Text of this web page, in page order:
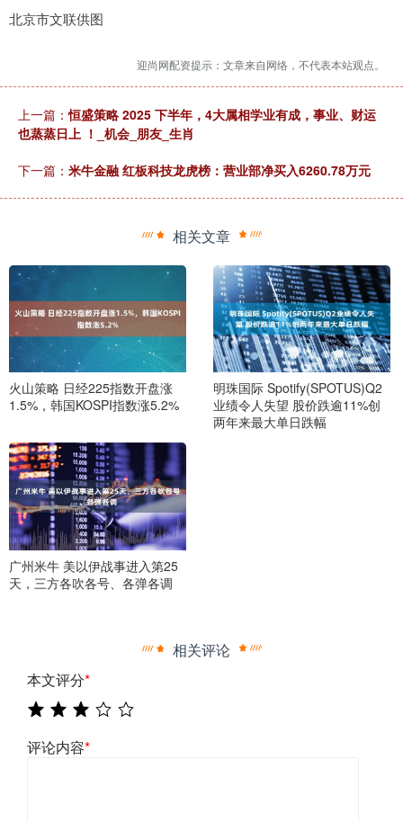
北京市文联供图
迎尚网配资提示：文章来自网络，不代表本站观点。
上一篇：恒盛策略 2025 下半年，4大属相学业有成，事业、财运
也蒸蒸日上 ！_机会_朋友_生肖
下一篇： 米牛金融 红板科技龙虎榜：营业部净买入6260.78万元
相关文章
火山策略 日经225指数开盘涨
1.5%，韩国KOSPI指数涨5.2%
明珠国际 Spotify(SPOTUS)Q2
业绩令人失望 股价跌逾11%创
两年来最大单日跌幅
广州米牛 美以伊战事进入第25
天，三方各吹各号、各弹各调
相关评论
本文评分*
评论内容*